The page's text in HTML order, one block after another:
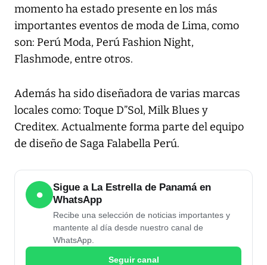
momento ha estado presente en los más
importantes eventos de moda de Lima, como
son: Perú Moda, Perú Fashion Night,
Flashmode, entre otros.
Además ha sido diseñadora de varias marcas
locales como: Toque D”Sol, Milk Blues y
Creditex. Actualmente forma parte del equipo
de diseño de Saga Falabella Perú.
●
Sigue a La Estrella de Panamá en
WhatsApp
Recibe una selección de noticias importantes y
mantente al día desde nuestro canal de
WhatsApp.
Seguir canal